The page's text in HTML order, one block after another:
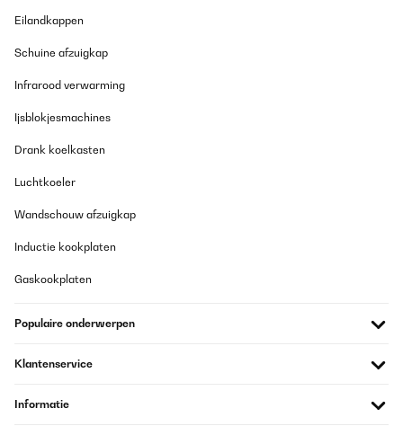
Eilandkappen
Schuine afzuigkap
Infrarood verwarming
Ijsblokjesmachines
Drank koelkasten
Luchtkoeler
Wandschouw afzuigkap
Inductie kookplaten
Gaskookplaten
Populaire onderwerpen
Klantenservice
Informatie